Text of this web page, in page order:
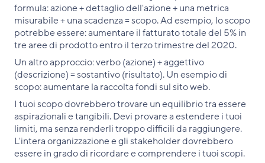
formula: azione + dettaglio dell'azione + una metrica
misurabile + una scadenza = scopo. Ad esempio, lo scopo
potrebbe essere: aumentare il fatturato totale del 5% in
tre aree di prodotto entro il terzo trimestre del 2020.
Un altro approccio: verbo (azione) + aggettivo
(descrizione) = sostantivo (risultato). Un esempio di
scopo: aumentare la raccolta fondi sul sito web.
I tuoi scopo dovrebbero trovare un equilibrio tra essere
aspirazionali e tangibili. Devi provare a estendere i tuoi
limiti, ma senza renderli troppo difficili da raggiungere.
L'intera organizzazione e gli stakeholder dovrebbero
essere in grado di ricordare e comprendere i tuoi scopi.